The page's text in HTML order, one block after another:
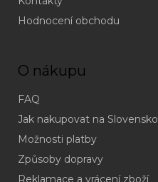
Hodnocení obchodu
O nákupu
FAQ
Jak nakupovat na Slovensko
Možnosti platby
Způsoby dopravy
Reklamace a vrácení zboží